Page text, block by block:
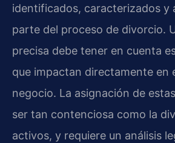
identificados, caracterizados y
parte del proceso de divorcio.
precisa debe tener en cuenta
que impactan directamente en
negocio. La asignación de
ser tan contenciosa como la
activos, y requiere un análisis